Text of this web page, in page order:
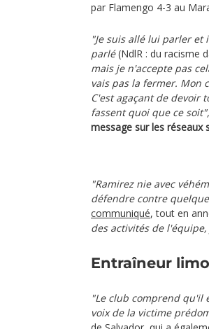
par Flamengo 4-3 au
"Je suis allé lui parler et
parlé(NdlR : du racisme
mais je n'accepte pas
vais pas la fermer. Mon
C'est agaçant de devoir
fassent quoi que ce soit",
message sur les réseaux
"Ramirez nie avec
défendre contre
communiqué, tout en
des activités de
Entraîneur
"Le club comprend qu'il
voix de la victime